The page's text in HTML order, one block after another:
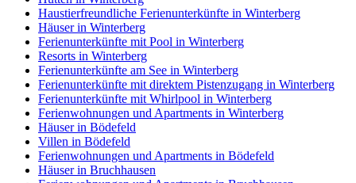
Haustierfreundliche Ferienunterkünfte in Winterberg
Häuser in Winterberg
Ferienunterkünfte mit Pool in Winterberg
Resorts in Winterberg
Ferienunterkünfte am See in Winterberg
Ferienunterkünfte mit direktem Pistenzugang in Winterberg
Ferienunterkünfte mit Whirlpool in Winterberg
Ferienwohnungen und Apartments in Winterberg
Häuser in Bödefeld
Villen in Bödefeld
Ferienwohnungen und Apartments in Bödefeld
Häuser in Bruchhausen